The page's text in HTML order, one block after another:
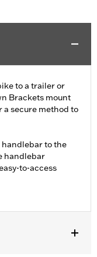
to a trailer or
Brackets mount
secure method to
to the
handlebar
to-access